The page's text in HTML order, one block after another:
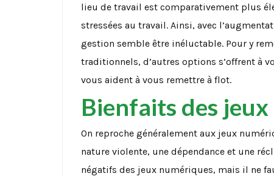
lieu de travail est comparativement plus
stressées au travail. Ainsi, avec
gestion semble être inéluctable. Pour y
traditionnels, d’autres options s’offrent à
vous aident à vous remettre à flot.
Bienfaits des jeux
On reproche généralement aux jeux
nature violente, une dépendance et une
négatifs des jeux numériques, mais il ne